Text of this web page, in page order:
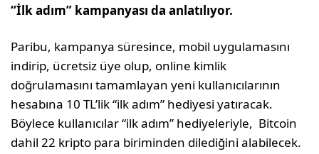
“İlk adım” kampanyası da anlatılıyor.
Paribu, kampanya süresince, mobil uygulamasını
indirip, ücretsiz üye olup, online kimlik
doğrulamasını tamamlayan yeni kullanıcılarının
hesabına 10 TL’lik “ilk adım” hediyesi yatıracak.
Böylece kullanıcılar “ilk adım” hediyeleriyle, Bitcoin
dahil 22 kripto para biriminden dilediğini alabilecek.